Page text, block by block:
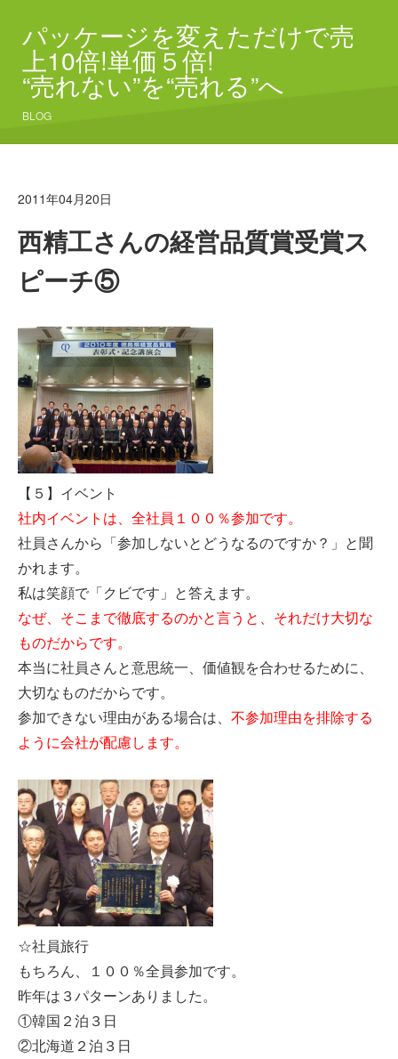
パッケージを変えただけで売
上10倍!単価５倍!
“売れない”を“売れる”へ
BLOG
2011年04月20日
西精工さんの経営品質賞受賞ス
ピーチ⑤
【５】イベント
社内イベントは、全社員１００％参加です。
社員さんから「参加しないとどうなるのですか？」と聞
かれます。
私は笑顔で「クビです」と答えます。
なぜ、そこまで徹底するのかと言うと、それだけ大切な
ものだからです。
本当に社員さんと意思統一、価値観を合わせるために、
大切なものだからです。
参加できない理由がある場合は、 不参加理由を排除する
ように会社が配慮します。
☆社員旅行
もちろん、１００％全員参加です。
昨年は３パターンありました。
①韓国２泊３日
②北海道２泊３日